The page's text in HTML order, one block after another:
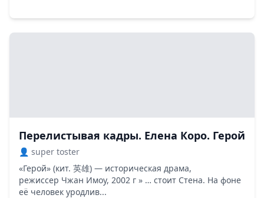
Перелистывая кадры. Елена Коро. Герой
👤 super toster
«Герой» (кит. 英雄) — историческая драма,
режиссер Чжан Имоу, 2002 г » … стоит Стена. На фоне
её человек уродлив...